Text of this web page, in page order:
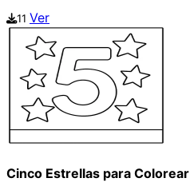
11 Ver
Cinco Estrellas para Colorear